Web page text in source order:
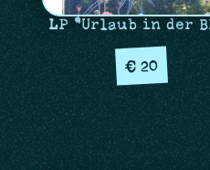
LP "Urlaub in der
€ 20